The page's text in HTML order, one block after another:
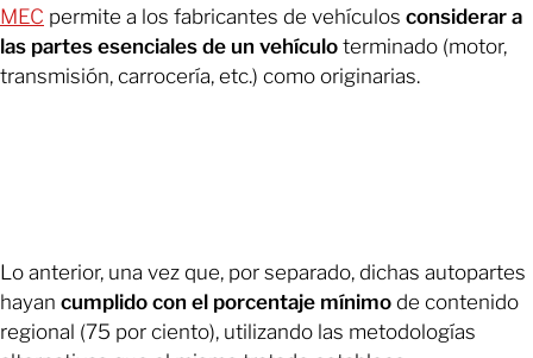
MEC permite a los fabricantes de vehículos considerar a
las partes esenciales de un vehículo terminado (motor,
transmisión, carrocería, etc.) como originarias.
Lo anterior, una vez que, por separado, dichas autopartes
hayan cumplido con el porcentaje mínimo de contenido
regional (75 por ciento), utilizando las metodologías